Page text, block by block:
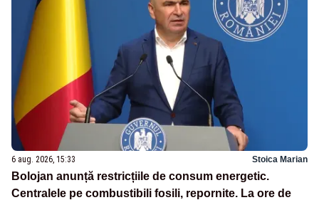
6 aug. 2026, 15:33 Stoica Marian
Bolojan anunță restricțiile de consum energetic.
Centralele pe combustibili fosili, repornite. La ore de